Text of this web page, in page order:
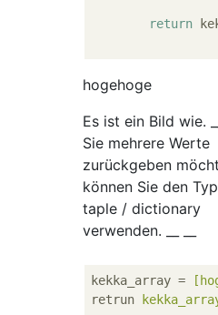
return
hogehoge
Es ist ein Bild wie.
Sie mehrere Werte
zurückgeben
können Sie den
taple / dictionary
verwenden. __ __
kekka_array =
retrun